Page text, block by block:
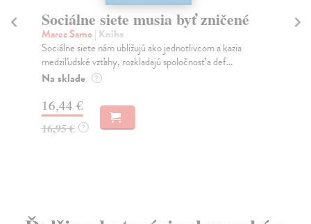
Sociálne siete musia byť zničené
Marec Samo| Kniha
Sociálne siete nám ubližujú ako jednotlivcom a kazia
medziľudské vzťahy, rozkladajú spoločnosť a def...
Na sklade ?
16,44 €
16,95 € ?